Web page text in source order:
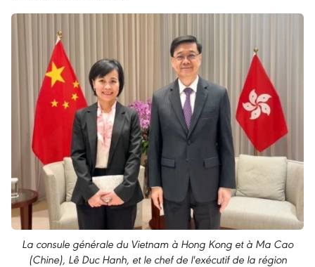
La consule générale du Vietnam à Hong Kong et à Ma Cao
(Chine), Lê Duc Hanh, et le chef de l'exécutif de la région